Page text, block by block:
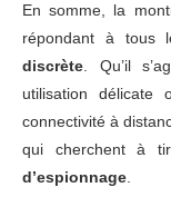
En somme, la
répondant à tous
discrète . Qu’il
utilisation délicate
connectivité à
qui cherchent à
d’espionnage